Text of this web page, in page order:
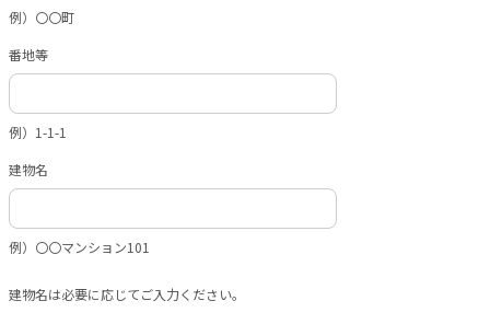
例）〇〇町
番地等
例）1-1-1
建物名
例）〇〇マンション101
建物名は必要に応じてご入力ください。